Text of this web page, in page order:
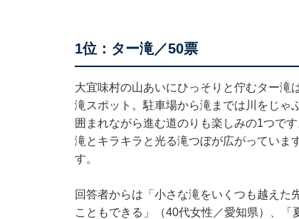
1位：ター滝／50票
大宜味村の山あいにひっそりと佇むター滝
滝スポット。駐車場から滝までは川をじゃ
囲まれながら進む道のりも楽しみの1つで
滝とキラキラと光る滝つぼが広がっていま
す。
回答者からは「小さな滝をいくつも越えた
こともできる」（40代女性／愛知県）、